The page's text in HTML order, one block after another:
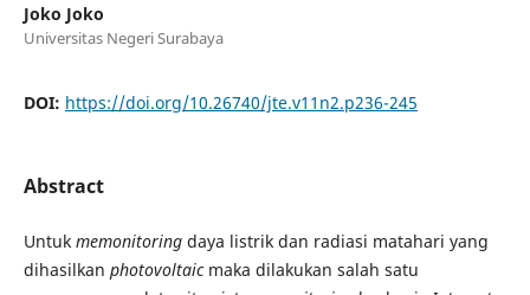
Joko Joko
Universitas Negeri Surabaya
DOI: https://doi.org/10.26740/jte.v11n2.p236-245
Abstract
Untuk memonitoring daya listrik dan radiasi matahari yang
dihasilkan photovoltaic maka dilakukan salah satu